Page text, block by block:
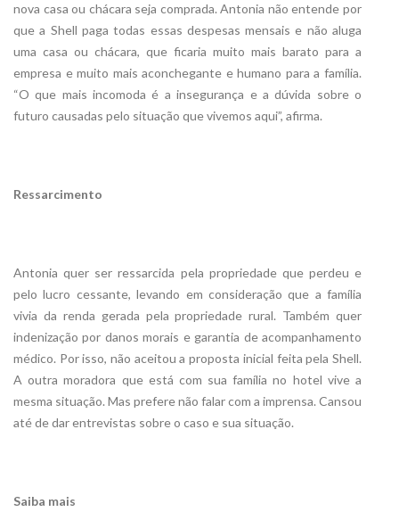
nova casa ou chácara seja comprada. Antonia não entende por
que a Shell paga todas essas despesas mensais e não aluga
uma casa ou chácara, que ficaria muito mais barato para a
empresa e muito mais aconchegante e humano para a família.
“O que mais incomoda é a insegurança e a dúvida sobre o
futuro causadas pelo situação que vivemos aqui”, afirma.
Ressarcimento
Antonia quer ser ressarcida pela propriedade que perdeu e
pelo lucro cessante, levando em consideração que a família
vivia da renda gerada pela propriedade rural. Também quer
indenização por danos morais e garantia de acompanhamento
médico. Por isso, não aceitou a proposta inicial feita pela Shell.
A outra moradora que está com sua família no hotel vive a
mesma situação. Mas prefere não falar com a imprensa. Cansou
até de dar entrevistas sobre o caso e sua situação.
Saiba mais